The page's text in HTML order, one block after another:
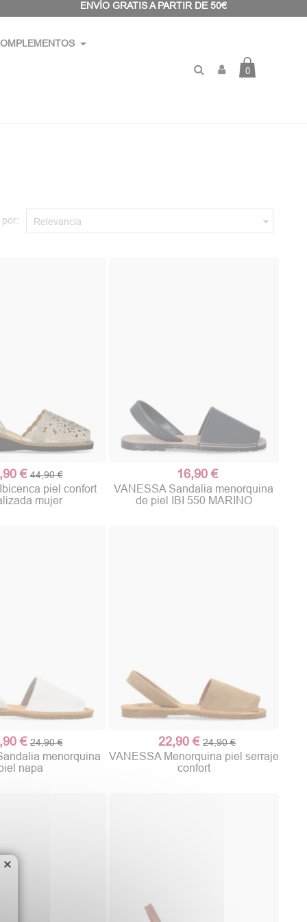
ENVÍO GRATIS A PARTIR DE 50€
0
Relevancia 
€ 44,90 €
piel confort
mujer
16,90 €
VANESSA Sandalia menorquina
de piel IBI 550 MARINO
€ 24,90 €
menorquina
napa
22,90 € 24,90 €
VANESSA Menorquina piel serraje
confort
×